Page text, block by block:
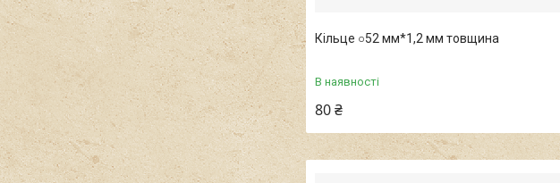
Кільце ○52 мм*1,2 мм товщина
В наявності
80 ₴